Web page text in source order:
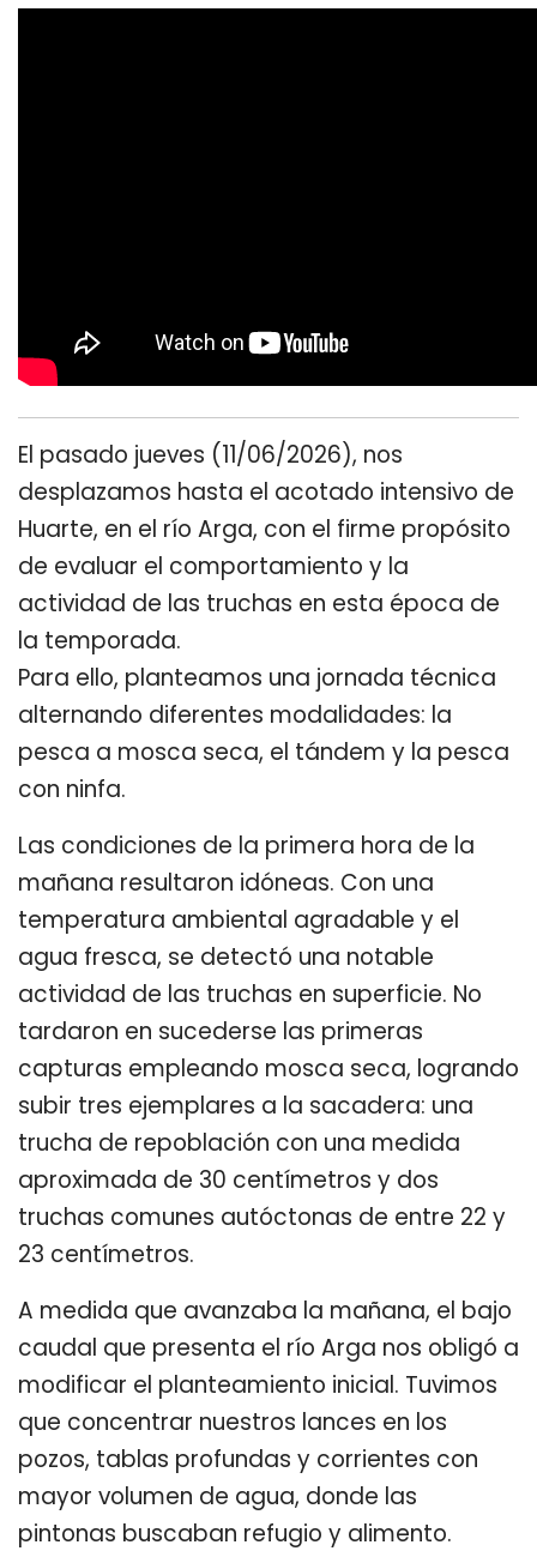
El pasado jueves (11/06/2026), nos
desplazamos hasta el acotado intensivo de
Huarte, en el río Arga, con el firme propósito
de evaluar el comportamiento y la
actividad de las truchas en esta época de
la temporada.
Para ello, planteamos una jornada técnica
alternando diferentes modalidades: la
pesca a mosca seca, el tándem y la pesca
con ninfa.
Las condiciones de la primera hora de la
mañana resultaron idóneas. Con una
temperatura ambiental agradable y el
agua fresca, se detectó una notable
actividad de las truchas en superficie. No
tardaron en sucederse las primeras
capturas empleando mosca seca, logrando
subir tres ejemplares a la sacadera: una
trucha de repoblación con una medida
aproximada de 30 centímetros y dos
truchas comunes autóctonas de entre 22 y
23 centímetros.
A medida que avanzaba la mañana, el bajo
caudal que presenta el río Arga nos obligó a
modificar el planteamiento inicial. Tuvimos
que concentrar nuestros lances en los
pozos, tablas profundas y corrientes con
mayor volumen de agua, donde las
pintonas buscaban refugio y alimento.